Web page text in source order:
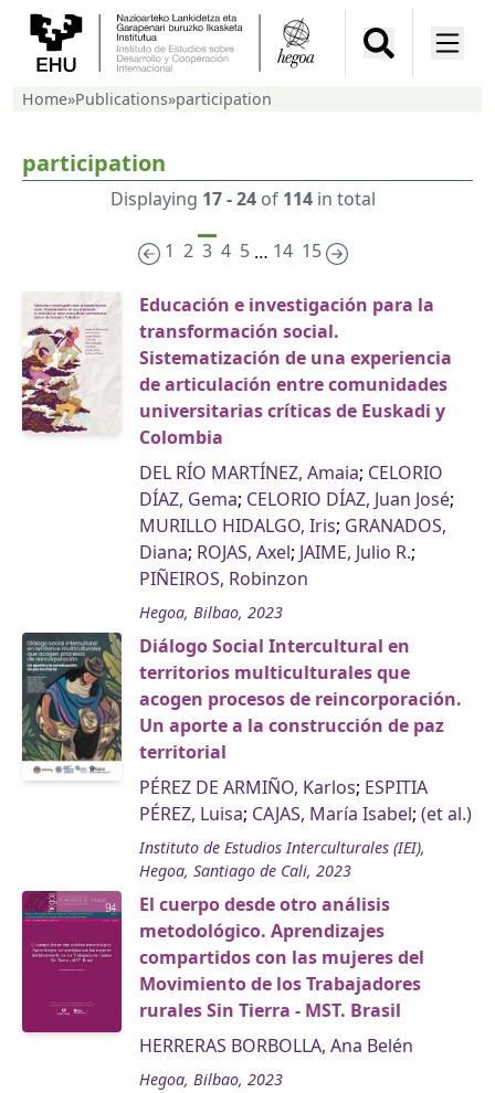
Home»Publications»participation
participation
Displaying 17 - 24 of 114 in total
1 2 3 4 5 … 14 15
Educación e investigación para la
transformación social.
Sistematización de una experiencia
de articulación entre comunidades
universitarias críticas de Euskadi y
Colombia
DEL RÍO MARTÍNEZ, Amaia; CELORIO
DÍAZ, Gema; CELORIO DÍAZ, Juan José;
MURILLO HIDALGO, Iris; GRANADOS,
Diana; ROJAS, Axel; JAIME, Julio R.;
PIÑEIROS, Robinzon
Hegoa, Bilbao, 2023
Diálogo Social Intercultural en
territorios multiculturales que
acogen procesos de reincorporación.
Un aporte a la construcción de paz
territorial
PÉREZ DE ARMIÑO, Karlos; ESPITIA
PÉREZ, Luisa; CAJAS, María Isabel; (et al.)
Instituto de Estudios Interculturales (IEI),
Hegoa, Santiago de Cali, 2023
El cuerpo desde otro análisis
metodológico. Aprendizajes
compartidos con las mujeres del
Movimiento de los Trabajadores
rurales Sin Tierra - MST. Brasil
HERRERAS BORBOLLA, Ana Belén
Hegoa, Bilbao, 2023